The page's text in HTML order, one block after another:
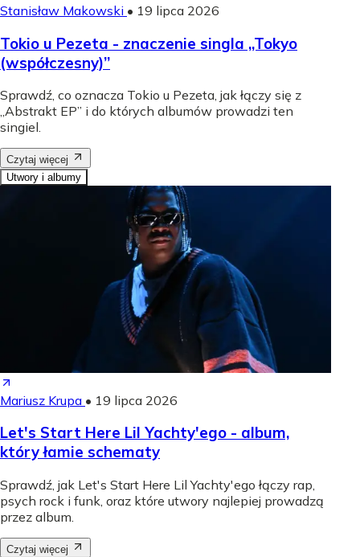
Stanisław Makowski • 19 lipca 2026
Tokio u Pezeta - znaczenie singla „Tokyo
(współczesny)”
Sprawdź, co oznacza Tokio u Pezeta, jak łączy się z
„Abstrakt EP” i do których albumów prowadzi ten
singiel.
Czytaj więcej
Utwory i albumy
Mariusz Krupa • 19 lipca 2026
Let's Start Here Lil Yachty'ego - album,
który łamie schematy
Sprawdź, jak Let's Start Here Lil Yachty'ego łączy rap,
psych rock i funk, oraz które utwory najlepiej prowadzą
przez album.
Czytaj więcej